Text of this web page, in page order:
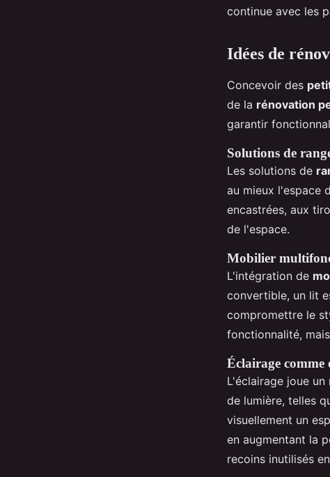
continue avec les
Idées de
Concevoir des
de la rénovation
garantir
Solutions de
Les solutions de
au mieux l'espace
encastrées, aux
de l'espace.
Mobilier
L'intégration de
convertible, un lit
compromettre le
fonctionnalité,
Éclairage
L'éclairage joue
de lumière, telles
visuellement un
en augmentant la
recoins inutilisés